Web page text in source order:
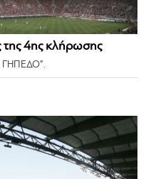
4ης κλήρωσης
ΓΗΠΕΔΟ”.